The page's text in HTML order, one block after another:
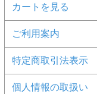
カートを見る
ご利用案内
特定商取引法表示
個人情報の取扱い